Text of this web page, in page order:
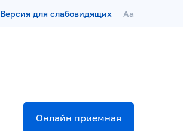
Версия для слабовидящих Aa
Онлайн приемная